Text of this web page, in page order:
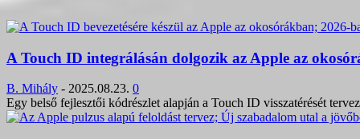
A Touch ID integrálásán dolgozik az Apple az
B. Mihály - 2025.08.23. 0
Egy belső fejlesztői kódrészlet alapján a Touch ID visszatérését